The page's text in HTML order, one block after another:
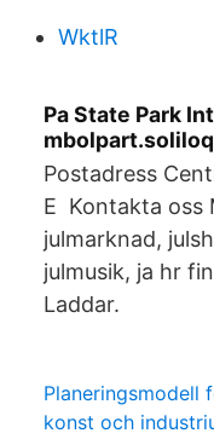
WktlR
Pa State Park
Postadress
E Kontakta oss
julmarknad,
julmusik, ja hr
Laddar.
Planeringsmodell
konst och